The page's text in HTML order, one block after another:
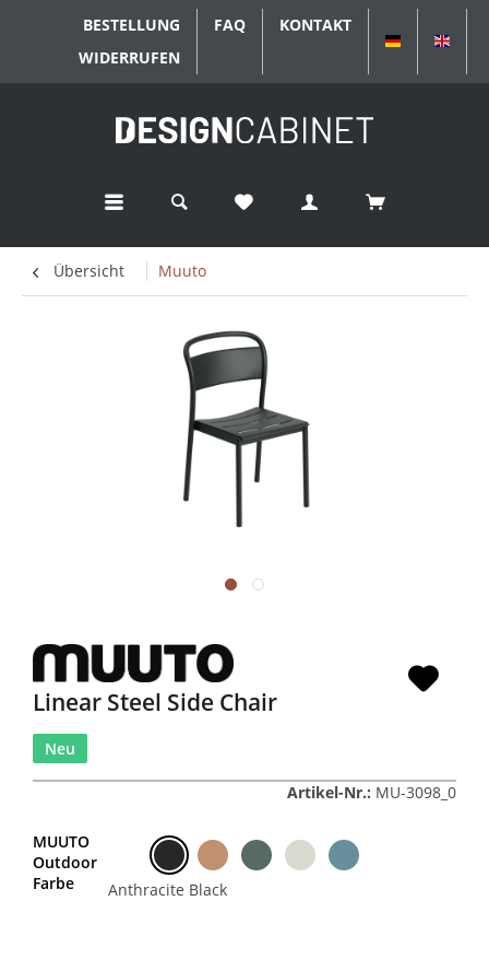
BESTELLUNG
WIDERRUFEN
FAQ
KONTAKT
DEUTSCH
Übersicht Muuto
Linear Steel Side Chair
Neu
Artikel-Nr.: MU-3098_0
MUUTO
Outdoor
Farbe
Anthracite Black